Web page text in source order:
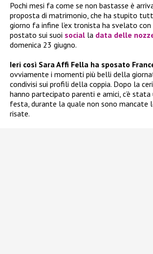
Pochi mesi fa come se non bastasse è
proposta di matrimonio, che ha stupito
giorno fa infine l’ex tronista ha svelato con
postato sui suoi social la data delle
domenica 23 giugno.
Ieri così Sara Affi Fella ha sposato
ovviamente i momenti più belli della
condivisi sui profili della coppia. Dopo la
hanno partecipato parenti e amici, c’è
festa, durante la quale non sono mancate
risate.